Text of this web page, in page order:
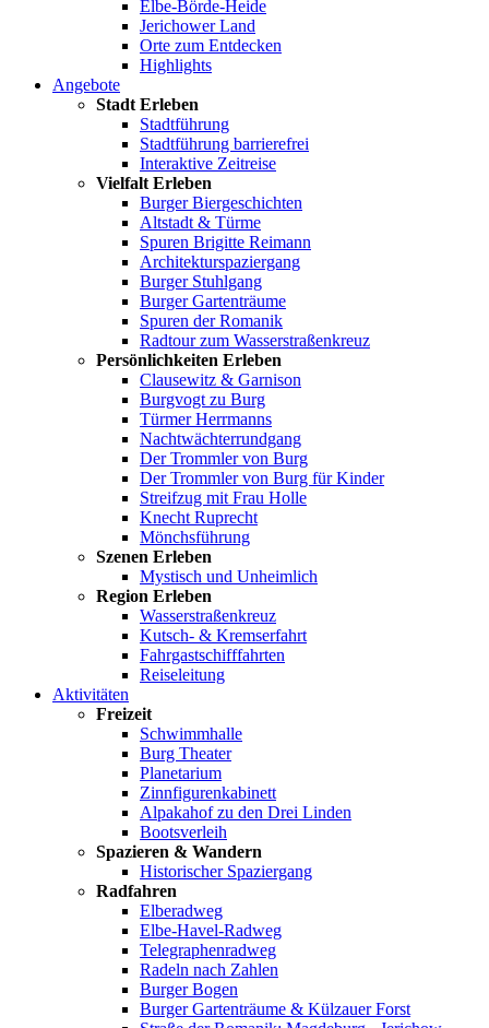
Elbe-Börde-Heide
Jerichower Land
Orte zum Entdecken
Highlights
Angebote
Stadt Erleben
Stadtführung
Stadtführung barrierefrei
Interaktive Zeitreise
Vielfalt Erleben
Burger Biergeschichten
Altstadt & Türme
Spuren Brigitte Reimann
Architekturspaziergang
Burger Stuhlgang
Burger Gartenträume
Spuren der Romanik
Radtour zum Wasserstraßenkreuz
Persönlichkeiten Erleben
Clausewitz & Garnison
Burgvogt zu Burg
Türmer Herrmanns
Nachtwächterrundgang
Der Trommler von Burg
Der Trommler von Burg für Kinder
Streifzug mit Frau Holle
Knecht Ruprecht
Mönchsführung
Szenen Erleben
Mystisch und Unheimlich
Region Erleben
Wasserstraßenkreuz
Kutsch- & Kremserfahrt
Fahrgastschifffahrten
Reiseleitung
Aktivitäten
Freizeit
Schwimmhalle
Burg Theater
Planetarium
Zinnfigurenkabinett
Alpakahof zu den Drei Linden
Bootsverleih
Spazieren & Wandern
Historischer Spaziergang
Radfahren
Elberadweg
Elbe-Havel-Radweg
Telegraphenradweg
Radeln nach Zahlen
Burger Bogen
Burger Gartenträume & Külzauer Forst